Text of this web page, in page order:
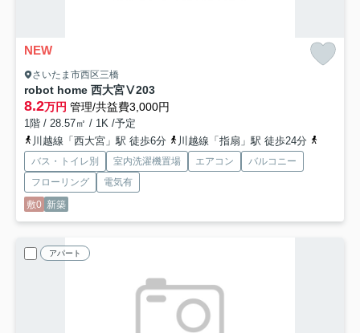
NEW
さいたま市西区三橋
robot home 西大宮Ⅴ203
8.2万円 管理/共益費3,000円
1階 / 28.57㎡ / 1K /予定
川越線「西大宮」駅 徒歩6分
川越線「指扇」駅 徒歩24分
バス・トイレ別 室内洗濯機置場 エアコン
バルコニー
フローリング
電気有
敷0 新築
アパート